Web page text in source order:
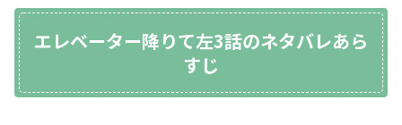
エレベーター降りて左3話のネタバレあら
すじ